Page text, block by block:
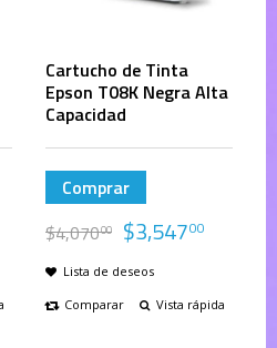
Cartucho de Tinta
Epson T08K Negra Alta
Capacidad
Comprar
$4,07000 $3,54700
Lista de deseos
Comparar
Vista rápida